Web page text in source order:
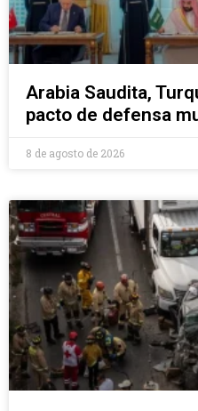
Arabia Saudita,
pacto de defensa
8 de agosto de 2026